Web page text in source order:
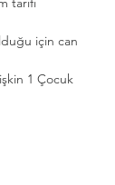
için can
1 Çocuk